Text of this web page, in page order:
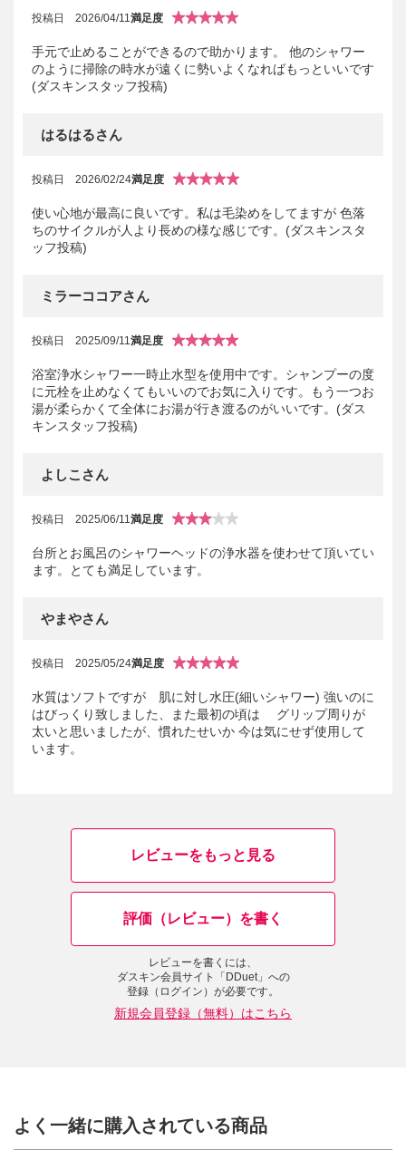
投稿日 2026/04/11 満足度
手元で止めることができるので助かります。 他のシャワー
のように掃除の時水が遠くに勢いよくなればもっといいです
(ダスキンスタッフ投稿)
はるはるさん
投稿日 2026/02/24満足度
使い心地が最高に良いです。私は毛染めをしてますが 色落
ちのサイクルが人より長めの様な感じです。(ダスキンスタ
ッフ投稿)
ミラーココアさん
投稿日 2025/09/11 満足度
浴室浄水シャワー一時止水型を使用中です。シャンプーの度
に元栓を止めなくてもいいのでお気に入りです。もう一つお
湯が柔らかくて全体にお湯が行き渡るのがいいです。(ダス
キンスタッフ投稿)
よしこさん
投稿日 2025/06/11 満足度
台所とお風呂のシャワーヘッドの浄水器を使わせて頂いてい
ます。とても満足しています。
やまやさん
投稿日 2025/05/24満足度
水質はソフトですが 肌に対し水圧(細いシャワー) 強いのに
はびっくり致しました、また最初の頃は グリップ周りが
太いと思いましたが、慣れたせいか 今は気にせず使用して
います。
レビューをもっと見る
評価（レビュー）を書く
レビューを書くには、
ダスキン会員サイト「DDuet」への
登録（ログイン）が必要です。
新規会員登録（無料）はこちら
よく一緒に購入されている商品